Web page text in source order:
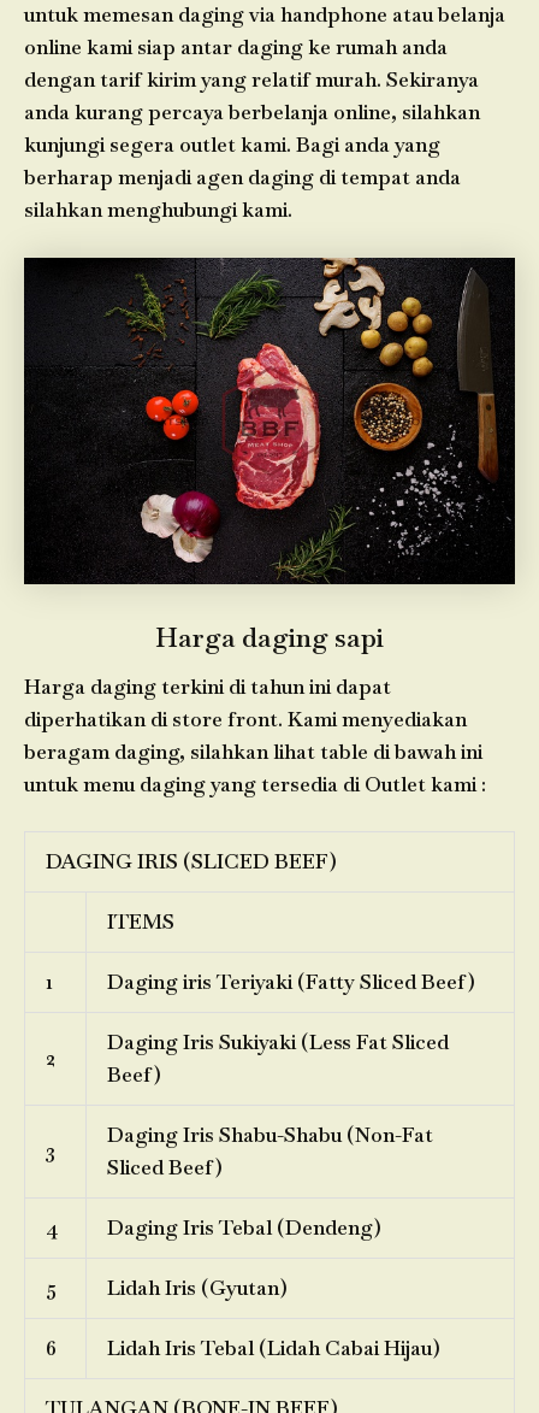
untuk memesan daging via handphone atau belanja
online kami siap antar daging ke rumah anda
dengan tarif kirim yang relatif murah. Sekiranya
anda kurang percaya berbelanja online, silahkan
kunjungi segera outlet kami. Bagi anda yang
berharap menjadi agen daging di tempat anda
silahkan menghubungi kami.
Harga daging sapi
Harga daging terkini di tahun ini dapat
diperhatikan di store front. Kami menyediakan
beragam daging, silahkan lihat table di bawah ini
untuk menu daging yang tersedia di Outlet kami :
DAGING IRIS (SLICED BEEF)
ITEMS
1 Daging iris Teriyaki (Fatty Sliced Beef)
2
Daging Iris Sukiyaki (Less Fat Sliced
Beef)
3
Daging Iris Shabu-Shabu (Non-Fat
Sliced Beef)
4 Daging Iris Tebal (Dendeng)
5 Lidah Iris (Gyutan)
6 Lidah Iris Tebal (Lidah Cabai Hijau)